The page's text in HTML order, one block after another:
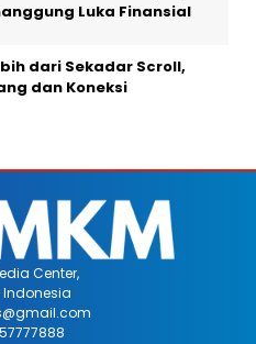
Luka Finansial
dari Sekadar Scroll,
dan Koneksi
Center,